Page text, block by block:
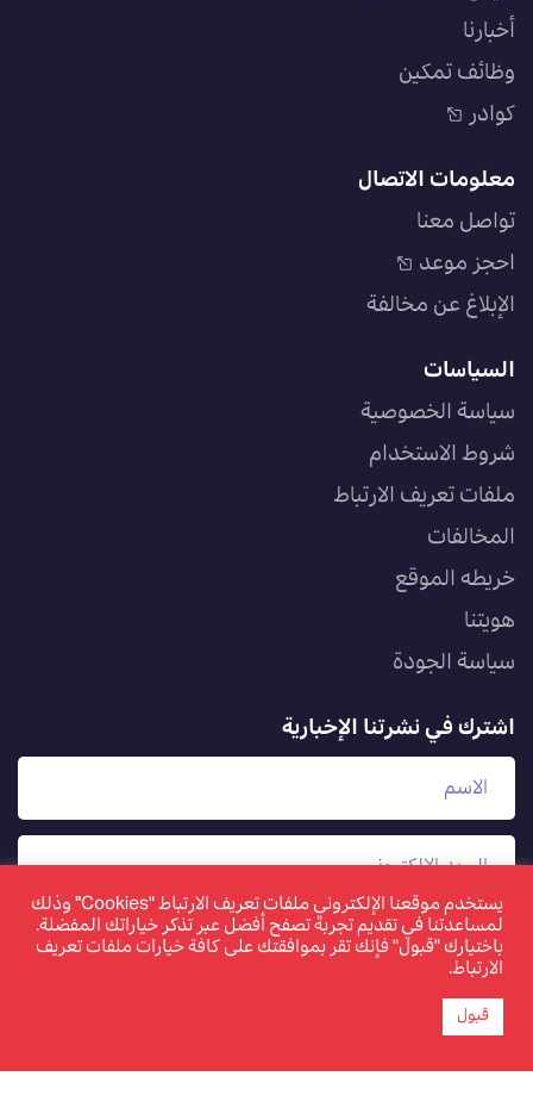
أخبارنا
وظائف تمكين
كوادر
معلومات الاتصال
تواصل معنا
احجز موعد
الإبلاغ عن مخالفة
السياسات
سياسة الخصوصية
شروط الاستخدام
ملفات تعريف الارتباط
المخالفات
خريطه الموقع
هويتنا
سياسة الجودة
اشترك في نشرتنا الإخبارية
يستخدم موقعنا الإلكتروني ملفات تعريف الارتباط "Cookies" وذلك
لمساعدتنا في تقديم تجربة تصفح أفضل عبر تذكر خياراتك المفضلة.
باختيارك "قبول" فإنك تقر بموافقتك على كافة خيارات ملفات تعريف
الارتباط.
قبول